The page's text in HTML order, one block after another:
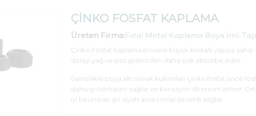
ÇİNKO FOSFAT KAPLAMA
Üreten Firma:Final Metal Kaplama Boya İml.
Çinko Fosfat kaplama prosesi büyük kristalli yapıya
dolayı yağ ve pas gidericileri daha çok absorbe eder.
Genellikle boya altı olarak kullanılan çinko fosfat (ince
daha iyi tutmasını sağlar ve korozyon direncini arttırır.
iyi tutunarak gri-siyah arası tonlarda renk sağlar.